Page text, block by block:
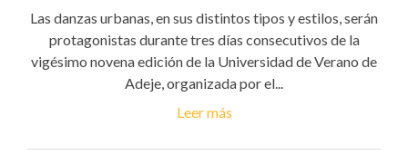
Las danzas urbanas, en sus distintos tipos y estilos, serán
protagonistas durante tres días consecutivos de la
vigésimo novena edición de la Universidad de Verano de
Adeje, organizada por el...
Leer más